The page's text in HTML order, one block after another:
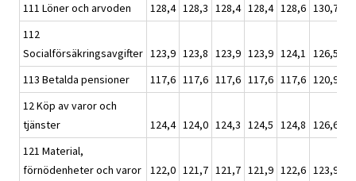
111 Löner och arvoden
128,4 128,3 128,4 128,4 128,6 130,7
112
Socialförsäkringsavgifter 123,9 123,8 123,9 123,9 124,1 126,5
113 Betalda pensioner
117,6 117,6 117,6 117,6 117,6 120,9
12 Köp av varor och
tjänster
124,4 124,0 124,3 124,5 124,8 126,6
121 Material,
förnödenheter och varor
122,0 121,7 121,7 121,9 122,6 123,9